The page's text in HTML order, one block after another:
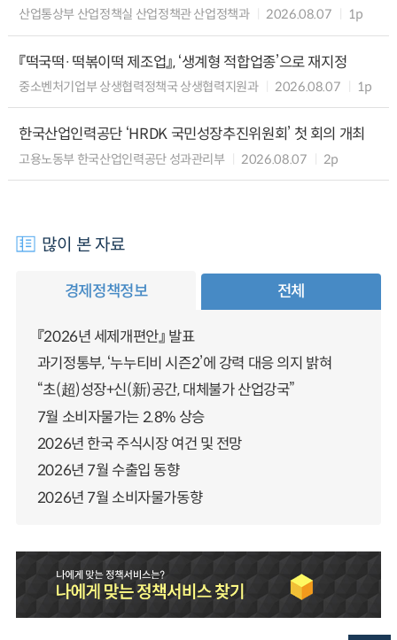
산업통상부 산업정책실 산업정책관 산업정책과 2026.08.07 1p
『떡국떡·떡볶이떡 제조업』, ‘생계형 적합업종’으로 재지정
중소벤처기업부 상생협력정책국 상생협력지원과 2026.08.07 1p
한국산업인력공단 ‘HRDK 국민성장추진위원회’ 첫 회의 개최
고용노동부 한국산업인력공단 성과관리부 2026.08.07 2p
많이 본 자료
경제정책정보 전체
『2026년 세제개편안』 발표
과기정통부, ‘누누티비 시즌2’에 강력 대응 의지 밝혀
“초(超)성장+신(新)공간, 대체불가 산업강국”
7월 소비자물가는 2.8% 상승
2026년 한국 주식시장 여건 및 전망
2026년 7월 수출입 동향
2026년 7월 소비자물가동향